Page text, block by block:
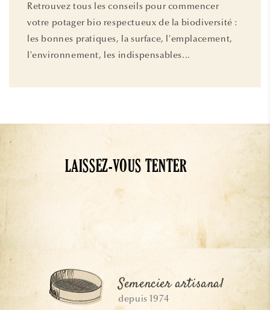
Retrouvez tous les conseils pour commencer
votre potager bio respectueux de la biodiversité :
les bonnes pratiques, la surface, l'emplacement,
l'environnement, les indispensables...
LAISSEZ-VOUS TENTER
Semencier artisanal
depuis 1974